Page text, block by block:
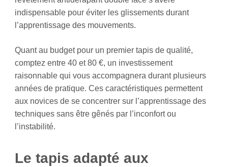
indispensable pour éviter les glissements durant
l’apprentissage des mouvements.
Quant au budget pour un premier tapis de qualité,
comptez entre 40 et 80 €, un investissement
raisonnable qui vous accompagnera durant plusieurs
années de pratique. Ces caractéristiques permettent
aux novices de se concentrer sur l’apprentissage des
techniques sans être gênés par l’inconfort ou
l’instabilité.
Le tapis adapté aux